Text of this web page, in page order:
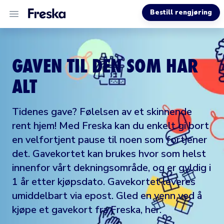
VÅRE TJENESTER
OM OSS
Bestill rengjøring
GAVEN TIL DEN SOM HAR
ALT
Tidenes gave? Følelsen av et skinnende
rent hjem! Med Freska kan du enkelt gi bort
en velfortjent pause til noen som fortjener
det. Gavekortet kan brukes hvor som helst
innenfor vårt dekningsområde, og er gyldig i
1 år etter kjøpsdato. Gavekortet leveres
umiddelbart via epost. Gled en venn ved å
kjøpe et gavekort fra Freska, her.